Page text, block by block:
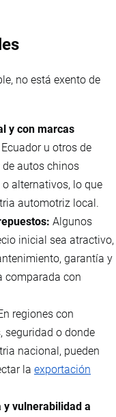
no está exento de
y con marcas
u otros de
autos chinos
alternativos, lo que
automotriz local.
Algunos
inicial sea atractivo,
garantía y
comparada con
regiones con
seguridad o donde
nacional, pueden
la exportación
y vulnerabilidad a